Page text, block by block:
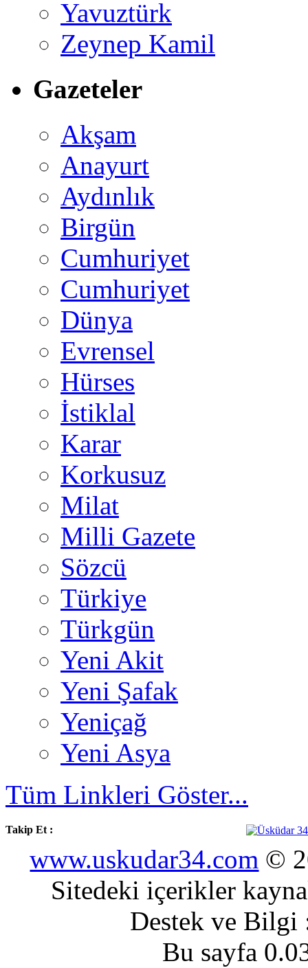
Yavuztürk
Zeynep Kamil
Gazeteler
Akşam
Anayurt
Aydınlık
Birgün
Cumhuriyet
Cumhuriyet
Dünya
Evrensel
Hürses
İstiklal
Karar
Korkusuz
Milat
Milli Gazete
Sözcü
Türkiye
Türkgün
Yeni Akit
Yeni Şafak
Yeniçağ
Yeni Asya
Tüm Linkleri Göster...
Takip Et :
www.uskudar34.com ©
Sitedeki içerikler
Destek ve
Bu sayfa